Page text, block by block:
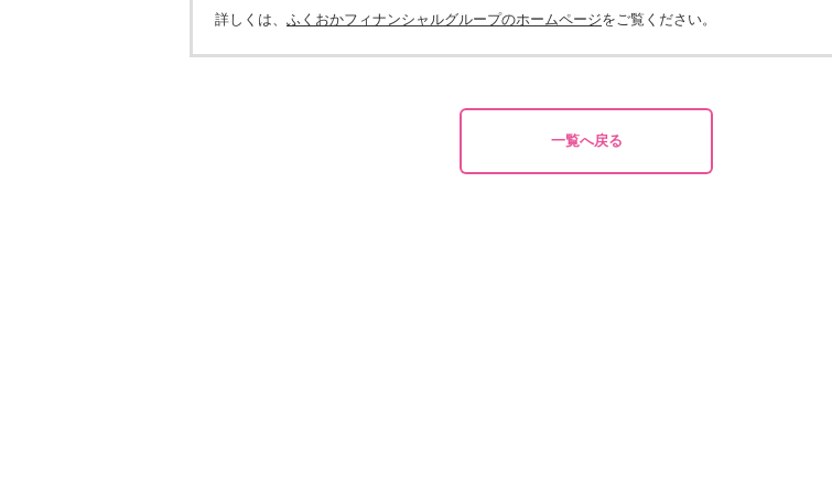
詳しくは、 ふくおかフィナンシャルグループのホームページをご覧ください。
一覧へ戻る